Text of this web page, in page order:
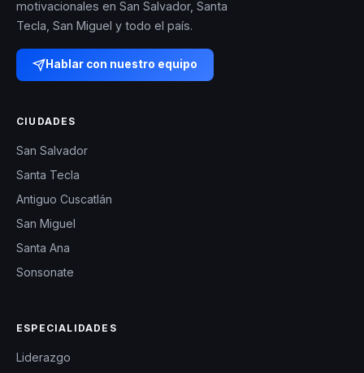
motivacionales en San Salvador, Santa
Tecla, San Miguel y todo el país.
Hablar con nuestro equipo
CIUDADES
San Salvador
Santa Tecla
Antiguo Cuscatlán
San Miguel
Santa Ana
Sonsonate
ESPECIALIDADES
Liderazgo